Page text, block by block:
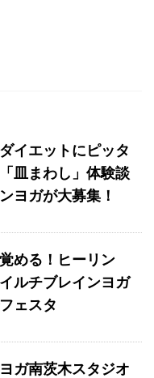
イエットにピッタ
皿まわし」体験談
ヨガが大募集！
める！ヒーリン
ルチブレインヨガ
ェスタ
ガ南茨木スタジオ